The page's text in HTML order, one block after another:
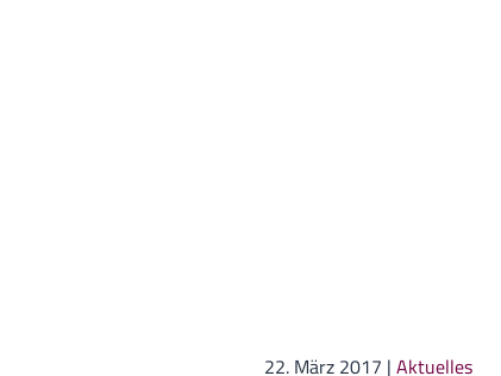
22. März 2017 | Aktuelles